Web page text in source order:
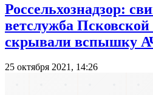
Россельхознадзор:
ветслужба Псковской
скрывали вспышку
25 октября 2021, 14:26